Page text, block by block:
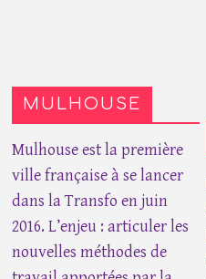
MULHOUSE
Mulhouse est la première
ville française à se lancer
dans la Transfo en juin
2016. L’enjeu : articuler les
nouvelles méthodes de